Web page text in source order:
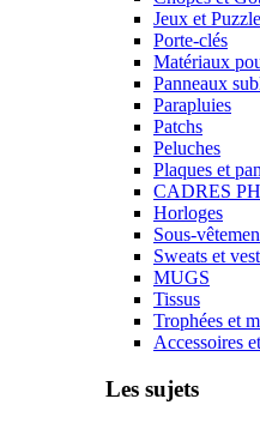
Jeux et
Porte-clés
Matériaux
Panneaux
Parapluies
Patchs
Peluches
Plaques et
CADRES
Horloges
Sous-
Sweats et
MUGS
Tissus
Trophées et
Accessoires
Les sujets